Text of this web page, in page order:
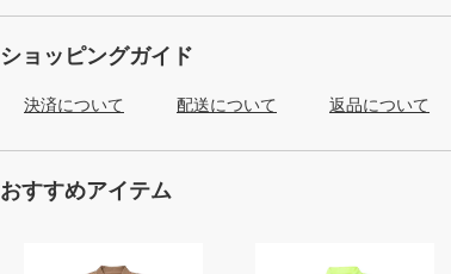
ショッピングガイド
決済について 配送について 返品について
おすすめアイテム